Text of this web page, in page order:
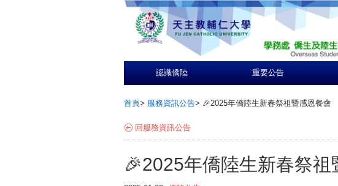
認識僑陸 重要公告
首頁> 服務資訊公告> 🎉2025年僑陸生新春祭祖暨感恩餐會
回服務資訊公告
🎉2025年僑陸生新春祭祖